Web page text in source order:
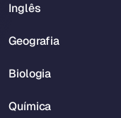
Inglês
Geografia
Biologia
Química